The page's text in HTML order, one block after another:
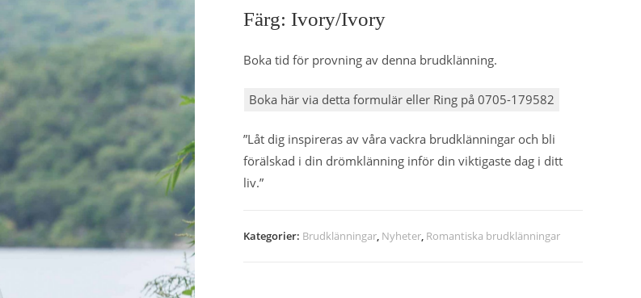
Färg: Ivory/ivory
Boka tid för provning av denna brudklänning.
Boka här via detta formulär eller Ring på 0705-179582
”Låt dig inspireras av våra vackra brudklänningar och bli
förälskad i din drömklänning inför din viktigaste dag i ditt
liv.”
Kategorier: Brudklänningar, Nyheter, Romantiska brudklänningar